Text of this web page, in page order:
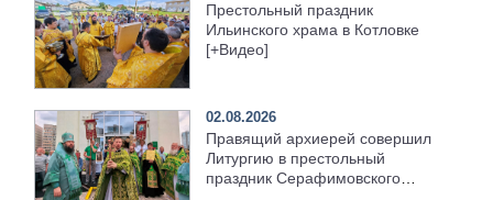
Престольный праздник
Ильинского храма в Котловке
[+Видео]
02.08.2026
Правящий архиерей совершил
Литургию в престольный
праздник Серафимовского